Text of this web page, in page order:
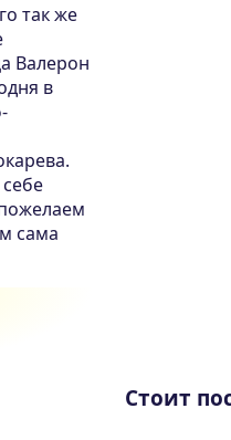
так же
Валерон
в
сама
Стоит